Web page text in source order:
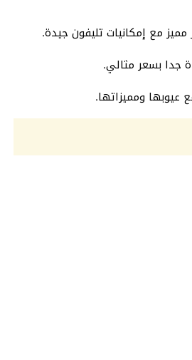
جدا بسعر مثالي.
عيوبها ومميزاتها.